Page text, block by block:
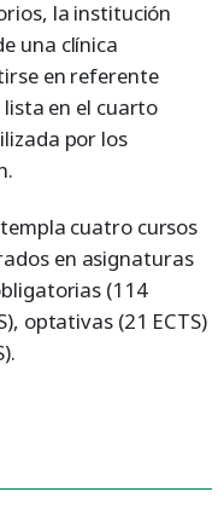
la institución
una clínica
en referente
en el cuarto
por los
cuatro cursos
en asignaturas
(114
optativas (21 ECTS)